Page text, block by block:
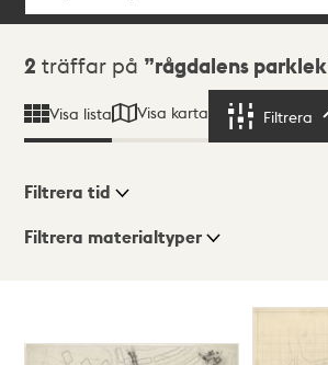
Sökresultat
2 träffar på rågdalens parklek
Visa lista Visa karta Filtrera
Visningsläge
Filtrera tid
Filtrera materialtyper